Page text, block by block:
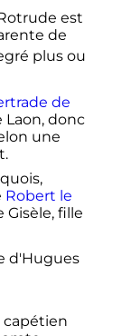
est
de
plus ou
de
Laon, donc
une
Robert le
Gisèle, fille
d'Hugues
capétien